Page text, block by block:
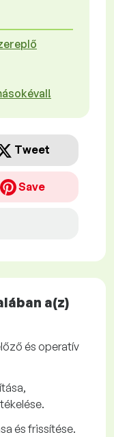
Tweet
Save
a(z)
és operatív
és frissítése.